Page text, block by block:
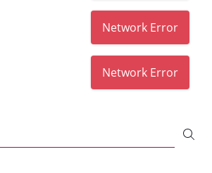
Network Error
Network Error